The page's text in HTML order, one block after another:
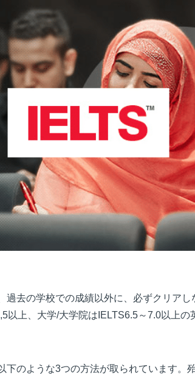
過去の学校での成績以外に、必ずクリア
以上、大学/大学院はIELTS6.5～7.0以上の
下のような3つの方法が取られています。